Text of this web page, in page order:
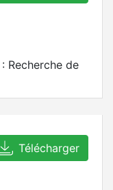
Recherche de
Télécharger